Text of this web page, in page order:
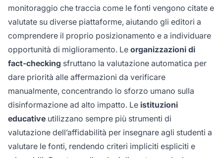
monitoraggio che traccia come le fonti vengono citate e
valutate su diverse piattaforme, aiutando gli editori a
comprendere il proprio posizionamento e a individuare
opportunità di miglioramento. Le organizzazioni di
fact-checking sfruttano la valutazione automatica per
dare priorità alle affermazioni da verificare
manualmente, concentrando lo sforzo umano sulla
disinformazione ad alto impatto. Le istituzioni
educative utilizzano sempre più strumenti di
valutazione dell’affidabilità per insegnare agli studenti a
valutare le fonti, rendendo criteri impliciti espliciti e